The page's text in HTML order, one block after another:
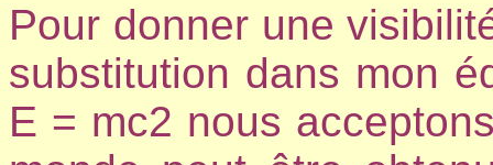
Pour donner une
substitution dans mon
E = mc2 nous